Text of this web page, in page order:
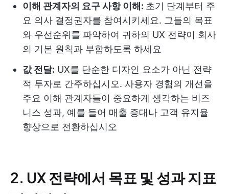
이해 관계자의 요구 사항 이해: 초기 단계부터 주
요 의사 결정권자를 참여시키세요. 그들의 목표
와 우선순위를 파악하여 귀하의 UX 전략이 회사
의 기본 원칙과 부합하도록 하세요
값 전달: UX를 단순한 디자인 요소가 아닌 전략
적 투자로 간주하십시오. 사용자 경험의 개선을
주요 이해 관계자들이 중요하게 생각하는 비즈
니스 성과, 예를 들어 매출 증대나 고객 유지율
향상으로 전환하십시오
2. UX 전략에서 목표 및 성과 지표